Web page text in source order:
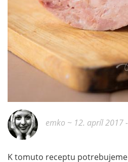
emko ~ 12. apríl 2017
K tomuto receptu